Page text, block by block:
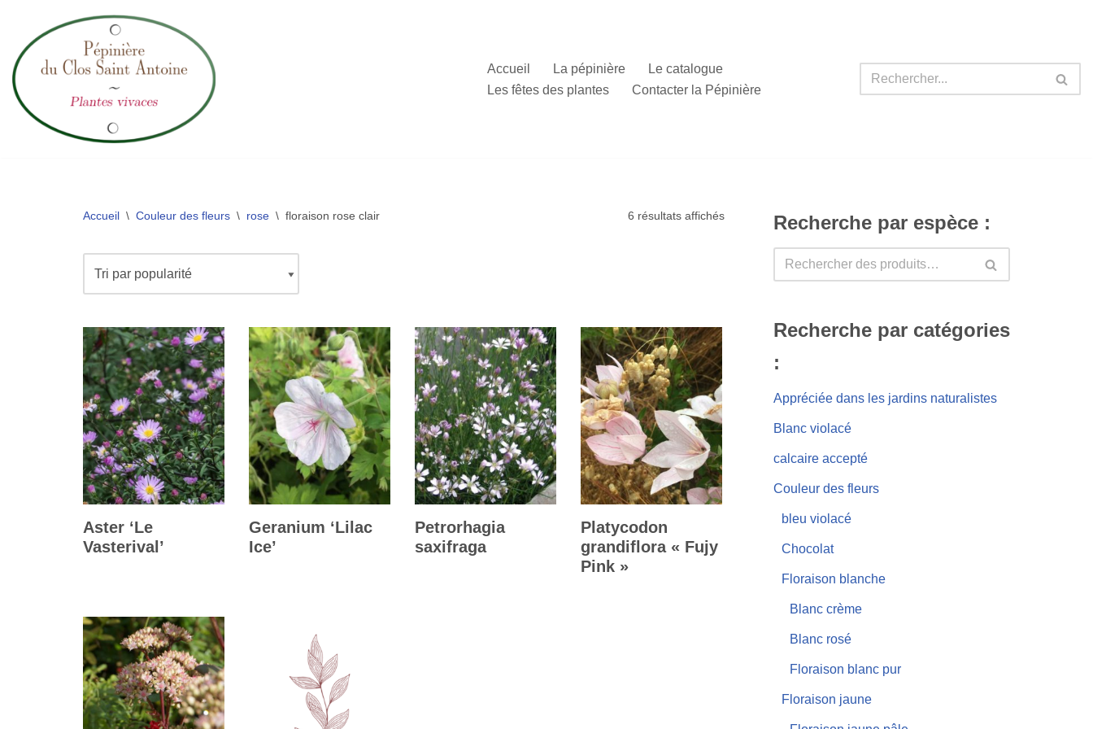
Aller
au
contenu
Accueil La pépinière
Le catalogue
Les fêtes des plantes
Contacter la Pépinière
Accueil \ Couleur des fleurs \ rose \ floraison rose clair 6 résultats affichés
Aster ‘Le
Vasterival’
Geranium ‘Lilac
Ice’
Petrorhagia
saxifraga
Platycodon
grandiflora « Fujy
Pink »
Recherche par espèce :
Recherche par catégories
:
Appréciée dans les jardins naturalistes
Blanc violacé
calcaire accepté
Couleur des fleurs
bleu violacé
Chocolat
Floraison blanche
Blanc crème
Blanc rosé
Floraison blanc pur
Floraison jaune